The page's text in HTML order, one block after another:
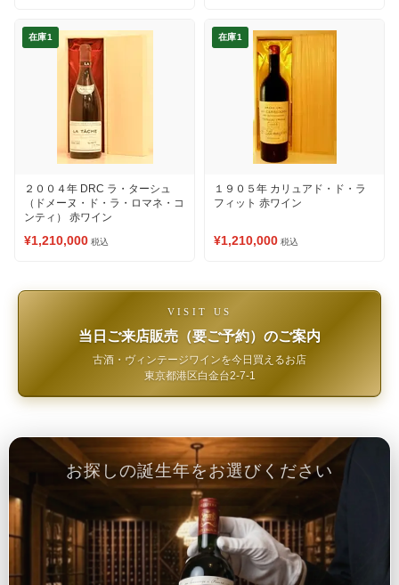
在庫1
２００４年 DRC ラ・ターシュ
（ドメーヌ・ド・ラ・ロマネ・コ
ンティ） 赤ワイン
¥1,210,000 税込
在庫1
１９０５年 カリュアド・ド・ラ
フィット 赤ワイン
¥1,210,000 税込
VISIT US
当日ご来店販売（要ご予約）のご案内
古酒・ヴィンテージワインを今日買えるお店
東京都港区白金台2-7-1
お探しの誕生年をお選びください